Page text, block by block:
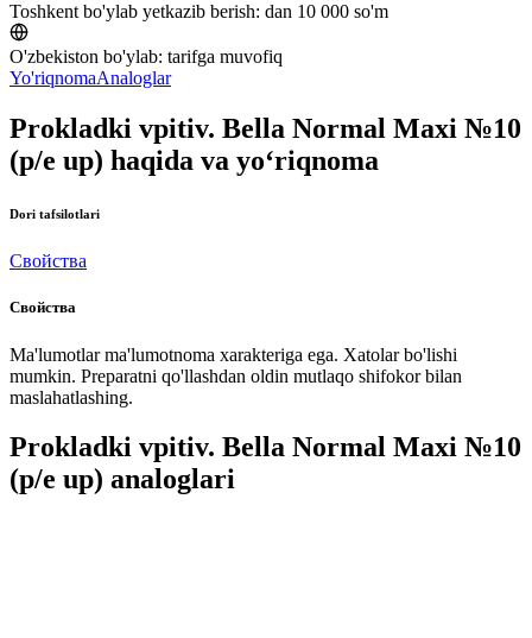
Toshkent bo'ylab yetkazib berish: dan 10 000 so'm
O'zbekiston bo'ylab: tarifga muvofiq
Yo'riqnomaAnaloglar
Prokladki vpitiv. Bella Normal Maxi №10
(p/e up) haqida va yo‘riqnoma
Dori tafsilotlari
Свойства
Свойства
Ma'lumotlar ma'lumotnoma xarakteriga ega. Xatolar bo'lishi
mumkin. Preparatni qo'llashdan oldin mutlaqo shifokor bilan
maslahatlashing.
Prokladki vpitiv. Bella Normal Maxi №10
(p/e up) analoglari